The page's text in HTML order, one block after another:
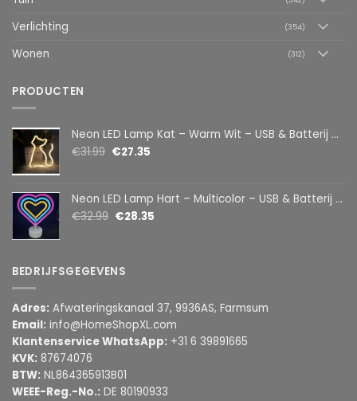
Verlichting (354)
Wonen (312)
PRODUCTEN
Neon LED Lamp Kat – Warm Wit – USB & Batterij – Decoratieve Tafellamp voor Kinderkamer – 28,5 x 24,5 cm
€31.99 €27.35
Neon LED Lamp Hart – Multicolor – USB & Batterij – Hartvormige Sfeerlamp – Kinderkamer & Slaapkamer – 25,2 x 23 cm
€32.99 €28.35
BEDRIJFSGEGEVENS
Adres: Afwateringskanaal 37, 9936AS, Farmsum
Email: info@HomeShopXL.com
Klantenservice WhatsApp: +31 6 39891665
KVK: 87674076
BTW: NL864365913B01
WEEE-Reg.-No.: DE 80190933